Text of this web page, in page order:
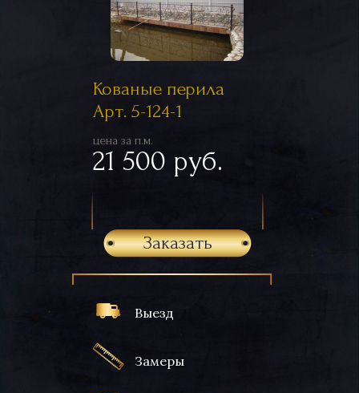
Выезд
Замеры
Кованые перила
Арт. 5-124-1
цена за п.м.
21 500 руб.
Заказать